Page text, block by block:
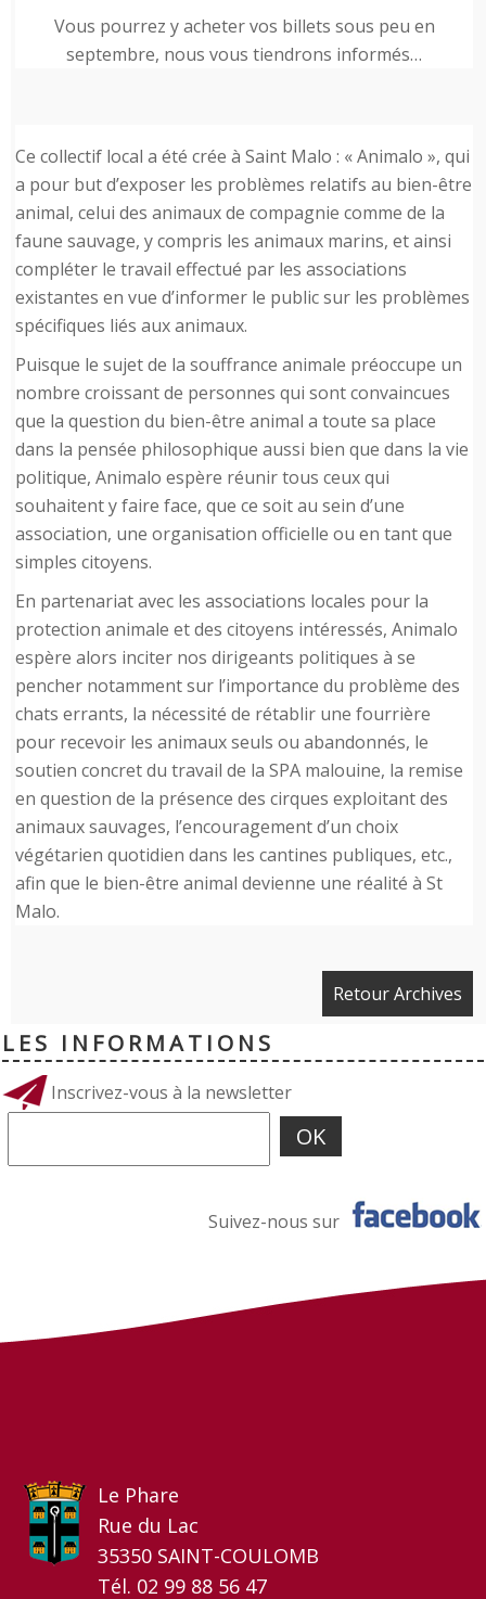
Vous pourrez y acheter vos billets sous peu en
septembre, nous vous tiendrons informés…
Ce collectif local a été crée à Saint Malo : « Animalo », qui
a pour but d’exposer les problèmes relatifs au bien-être
animal, celui des animaux de compagnie comme de la
faune sauvage, y compris les animaux marins, et ainsi
compléter le travail effectué par les associations
existantes en vue d’informer le public sur les problèmes
spécifiques liés aux animaux.
Puisque le sujet de la souffrance animale préoccupe un
nombre croissant de personnes qui sont convaincues
que la question du bien-être animal a toute sa place
dans la pensée philosophique aussi bien que dans la vie
politique, Animalo espère réunir tous ceux qui
souhaitent y faire face, que ce soit au sein d’une
association, une organisation officielle ou en tant que
simples citoyens.
En partenariat avec les associations locales pour la
protection animale et des citoyens intéressés, Animalo
espère alors inciter nos dirigeants politiques à se
pencher notamment sur l’importance du problème des
chats errants, la nécessité de rétablir une fourrière
pour recevoir les animaux seuls ou abandonnés, le
soutien concret du travail de la SPA malouine, la remise
en question de la présence des cirques exploitant des
animaux sauvages, l’encouragement d’un choix
végétarien quotidien dans les cantines publiques, etc.,
afin que le bien-être animal devienne une réalité à St
Malo.
Retour Archives
LES INFORMATIONS
Inscrivez-vous à la newsletter
Suivez-nous sur
Le Phare
Rue du Lac
35350 SAINT-COULOMB
Tél. 02 99 88 56 47